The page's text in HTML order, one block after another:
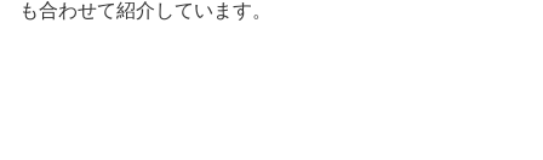
も合わせて紹介しています。